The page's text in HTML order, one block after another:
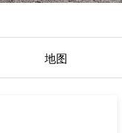
地图